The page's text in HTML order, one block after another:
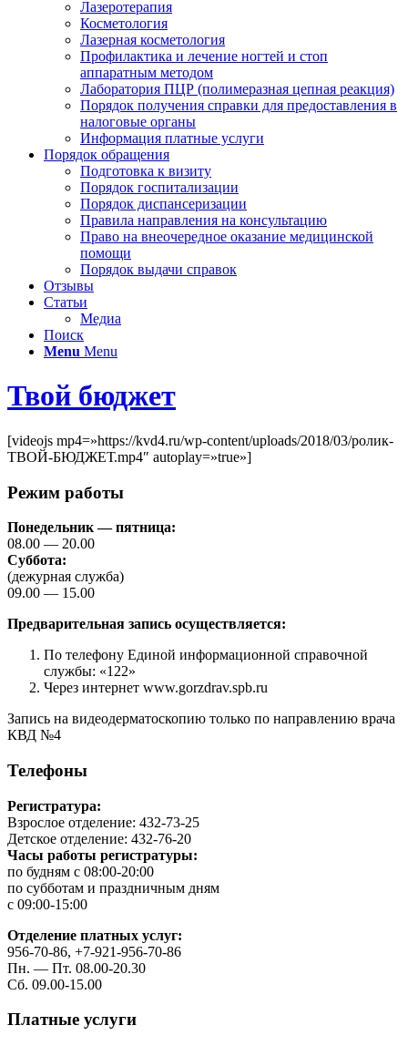
Лазеротерапия
Косметология
Лазерная косметология
Профилактика и лечение ногтей и стоп
аппаратным методом
Лаборатория ПЦР (полимеразная цепная реакция)
Порядок получения справки для предоставления в
налоговые органы
Информация платные услуги
Порядок обращения
Подготовка к визиту
Порядок госпитализации
Порядок диспансеризации
Правила направления на консультацию
Право на внеочередное оказание медицинской
помощи
Порядок выдачи справок
Отзывы
Статьи
Медиа
Поиск
Menu Menu
Твой бюджет
[videojs mp4=»https://kvd4.ru/wp-content/uploads/2018/03/ролик-
ТВОЙ-БЮДЖЕТ.mp4″ autoplay=»true»]
Режим работы
Понедельник — пятница:
08.00 — 20.00
Суббота:
(дежурная служба)
09.00 — 15.00
Предварительная запись осуществляется:
По телефону Единой информационной справочной
службы: «122»
Через интернет www.gorzdrav.spb.ru
Запись на видеодерматоскопию только по направлению врача
КВД №4
Телефоны
Регистратура:
Взрослое отделение: 432-73-25
Детское отделение: 432-76-20
Часы работы регистратуры:
по будням с 08:00-20:00
по субботам и праздничным дням
с 09:00-15:00
Отделение платных услуг:
956-70-86, +7-921-956-70-86
Пн. — Пт. 08.00-20.30
Сб. 09.00-15.00
Платные услуги